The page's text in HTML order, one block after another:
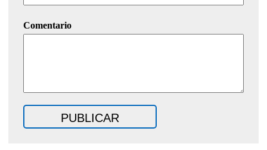
Comentario